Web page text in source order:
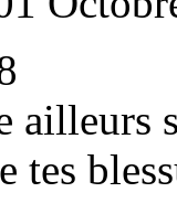
ailleurs
tes